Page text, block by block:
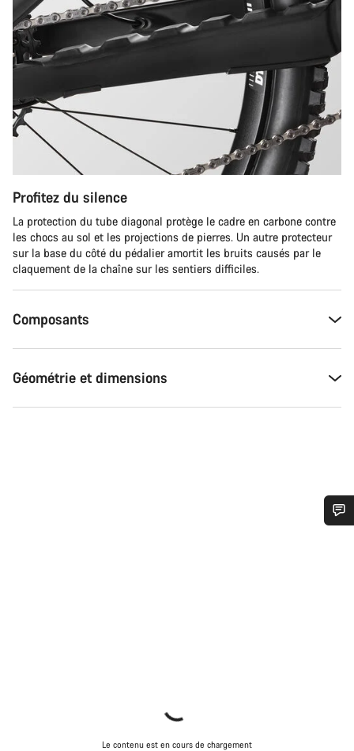
Profitez du silence
La protection du tube diagonal protège le cadre en carbone contre
les chocs au sol et les projections de pierres. Un autre protecteur
sur la base du côté du pédalier amortit les bruits causés par le
claquement de la chaîne sur les sentiers difficiles.
Composants
Géométrie et dimensions
Le contenu est en cours de chargement